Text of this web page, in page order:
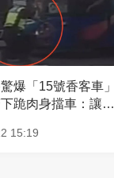
爆「15號香客車」
跪肉身擋車：讓行
15:19